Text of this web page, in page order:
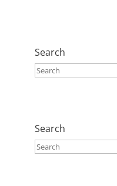
Search
Search